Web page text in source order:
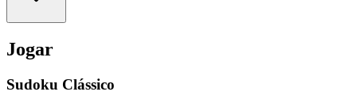
Jogar
Sudoku Clássico